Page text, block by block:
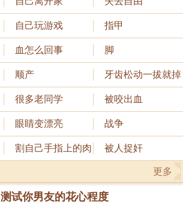
自己玩游戏 指甲
血怎么回事 脚
顺产 牙齿松动一拔就掉
很多老同学 被咬出血
眼睛变漂亮 战争
割自己手指上的肉 被人捉奸
更多
测试你男友的花心程度